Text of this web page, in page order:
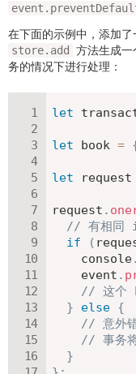
在下面的示例中，添加
store.add 方法生成一
务的情况下进行处理：
let
let book =
let request
request .
// 有相同
if
(
    console
.
    event
.
// 这个
}
else {
// 意外错
// 事务
}